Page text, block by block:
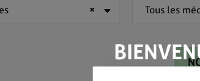
× Tous les